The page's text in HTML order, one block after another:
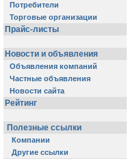
Потребители
Торговые организации
Прайс-листы
Новости и объявления
Объявления компаний
Частные объявления
Новости сайта
Рейтинг
Полезные ссылки
Компании
Другие ссылки